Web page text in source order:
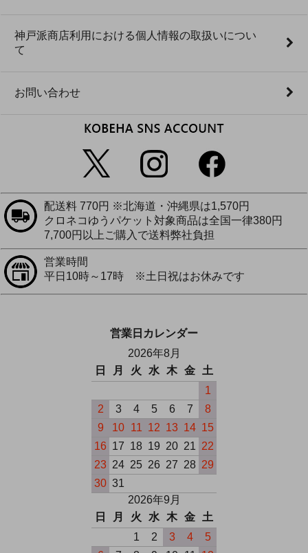
神戸派商店利用における個人情報の取扱いについ
て
お問い合わせ
配送料 770円 ※北海道・沖縄県は1,570円
クロネコゆうパケット対象商品は全国一律380円
7,700円以上ご購入で送料弊社負担
営業時間
平日10時～17時 ※土日祝はお休みです
営業日カレンダー
2026年8月
日
月 火 水 木 金
土
1
2
3 4 5 6 7
8
9
10 11 12 13 14 15
16 17 18 19 20 21 22
23 24 25 26 27 28 29
30 31
2026年9月
日
月 火 水 木 金
土
1
2 3 4
5